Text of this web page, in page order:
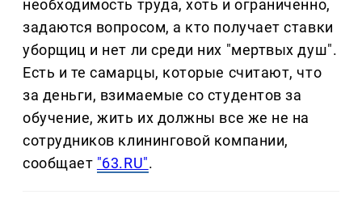
необходимость труда, хоть и ограниченно,
задаются вопросом, а кто получает ставки
уборщиц и нет ли среди них "мертвых душ".
Есть и те самарцы, которые считают, что
за деньги, взимаемые со студентов за
обучение, жить их должны все же не на
сотрудников клининговой компании,
сообщает "63.RU".